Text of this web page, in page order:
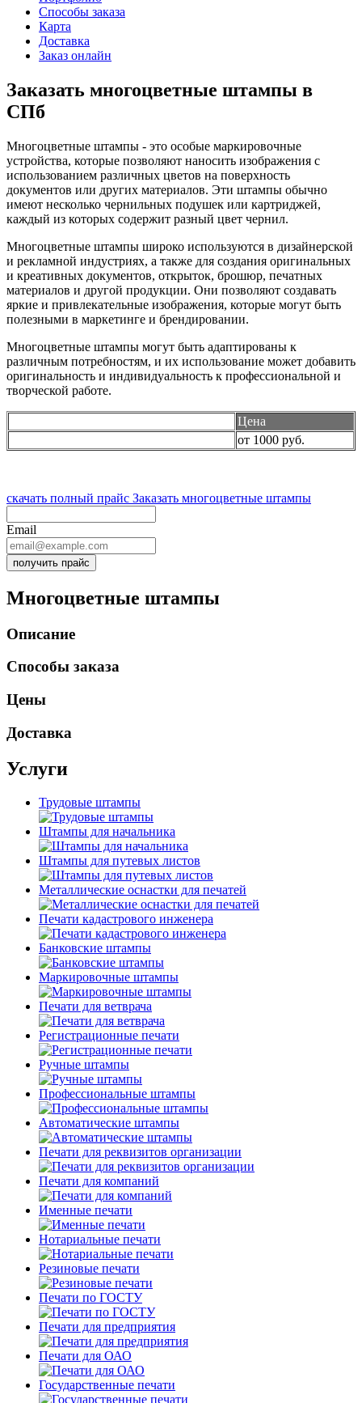
Способы заказа
Карта
Доставка
Заказ онлайн
Заказать многоцветные штампы в
СПб
Многоцветные штампы - это особые маркировочные
устройства, которые позволяют наносить изображения с
использованием различных цветов на поверхность
документов или других материалов. Эти штампы обычно
имеют несколько чернильных подушек или картриджей,
каждый из которых содержит разный цвет чернил.
Многоцветные штампы широко используются в дизайнерской
и рекламной индустриях, а также для создания оригинальных
и креативных документов, открыток, брошюр, печатных
материалов и другой продукции. Они позволяют создавать
яркие и привлекательные изображения, которые могут быть
полезными в маркетинге и брендировании.
Многоцветные штампы могут быть адаптированы к
различным потребностям, и их использование может добавить
оригинальность и индивидуальность к профессиональной и
творческой работе.
Цена
от 1000 руб.
скачать полный прайс Заказать многоцветные штампы
Email
получить прайс
Многоцветные штампы
Описание
Способы заказа
Цены
Доставка
Услуги
Трудовые штампы
Штампы для начальника
Штампы для путевых листов
Металлические оснастки для печатей
Печати кадастрового инженера
Банковские штампы
Маркировочные штампы
Печати для ветврача
Регистрационные печати
Ручные штампы
Профессиональные штампы
Автоматические штампы
Печати для реквизитов организации
Печати для компаний
Именные печати
Нотариальные печати
Резиновые печати
Печати по ГОСТУ
Печати для предприятия
Печати для ОАО
Государственные печати